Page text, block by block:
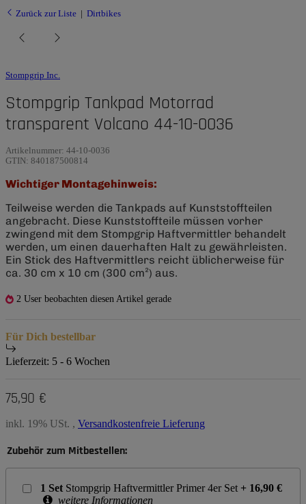
Zurück zur Liste Dirtbikes
Stompgrip Inc.
Stompgrip Tankpad Motorrad
transparent Volcano 44-10-0036
Artikelnummer: 44-10-0036
GTIN: 840187500814
Wichtiger Montagehinweis:
Teilweise werden die Tankpads auf Kunststoffteilen
angebracht. Diese Kunststoffteile müssen vorher
zwingend mit dem Stompgrip Haftvermittler behandelt
werden, um einen dauerhaften Halt zu gewährleisten.
Ein Stick des Haftvermittlers reicht üblicherweise für
ca. 30 cm x 10 cm (300 cm²) aus.
2 User beobachten diesen Artikel gerade
Für Dich bestellbar
Lieferzeit: 5 - 6 Wochen
75,90 €
inkl. 19% USt. , Versandkostenfreie Lieferung
Zubehör zum Mitbestellen:
1 Set Stompgrip Haftvermittler Primer 4er Set + 16,90 €
weitere Informationen